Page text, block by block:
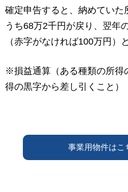
確定申告すると、納めていた
うち68万2千円が戻り、翌年
（赤字がなければ100万円）
※損益通算（ある種類の所得
得の黒字から差し引くこと）
事業用物件はこ